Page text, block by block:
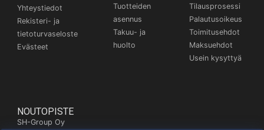
Yhteystiedot
Rekisteri- ja
tietoturvaseloste
Evästeet
Tuotteiden
asennus
Takuu- ja
huolto
Tilausprosessi
Palautusoikeus
Toimitusehdot
Maksuehdot
Usein kysyttyä
NOUTOPISTE
SH-Group Oy